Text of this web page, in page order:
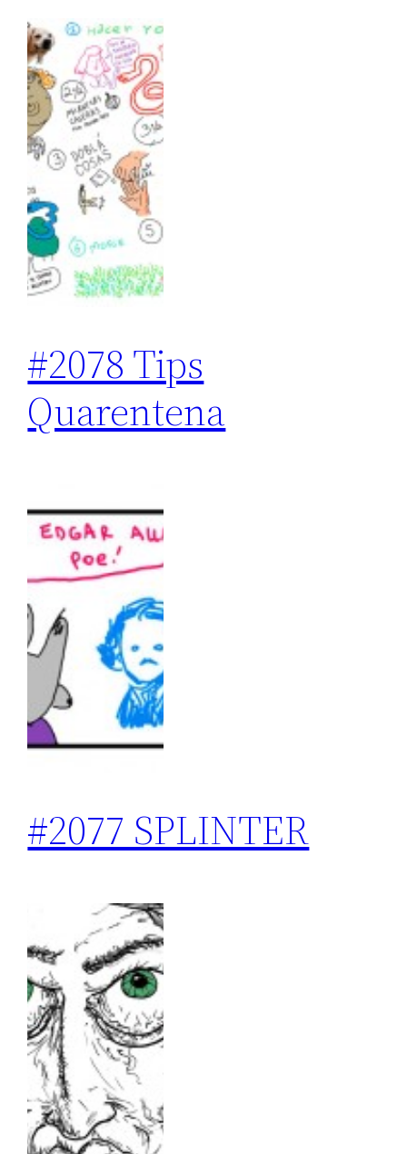
#2078 Tips
Quarentena
#2077 SPLINTER